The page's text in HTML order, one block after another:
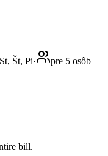
Št, Pi·
pre 5 osôb
bill.